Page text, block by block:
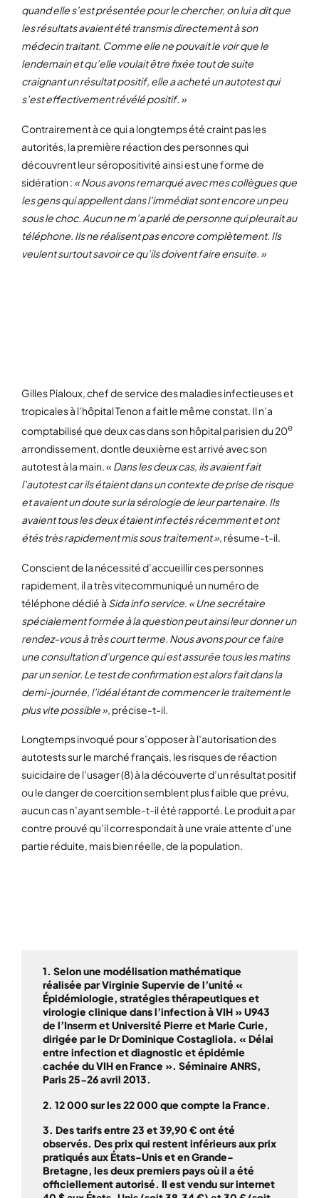
quand elle s’est présentée pour le chercher, on lui a dit que
les résultats avaient été transmis directement à son
médecin traitant. Comme elle ne pouvait le voir que le
lendemain et qu’elle voulait être fixée tout de suite
craignant un résultat positif, elle a acheté un autotest qui
s’est effectivement révélé positif. »
Contrairement à ce qui a longtemps été craint pas les
autorités, la première réaction des personnes qui
découvrent leur séropositivité ainsi est une forme de
sidération : « Nous avons remarqué avec mes collègues que
les gens qui appellent dans l’immédiat sont encore un peu
sous le choc. Aucun ne m’a parlé de personne qui pleurait au
téléphone. Ils ne réalisent pas encore complètement. Ils
veulent surtout savoir ce qu’ils doivent faire ensuite. »
Gilles Pialoux, chef de service des maladies infectieuses et
tropicales à l’hôpital Tenon a fait le même constat. Il n’a
comptabilisé que deux cas dans son hôpital parisien du 20e
arrondissement, dontle deuxième est arrivé avec son
autotest à la main.« Dans les deux cas, ils avaient fait
l’autotest car ils étaient dans un contexte de prise de risque
et avaient un doute sur la sérologie de leur partenaire. Ils
avaient tous les deux étaient infectés récemment et ont
étés très rapidement mis sous traitement », résume-t-il.
Conscient de la nécessité d’accueillir ces personnes
rapidement, il a très vitecommuniqué un numéro de
téléphone dédié à Sida info service « Une secrétaire
spécialement formée à la question peut ainsi leur donner un
rendez-vous à très court terme. Nous avons pour ce faire
une consultation d’urgence qui est assurée tous les matins
par un senior. Le test de confirmation est alors fait dans la
demi-journée, l’idéal étant de commencer le traitement le
plus vite possible » , précise-t-il.
Longtemps invoqué pour s’opposer à l’autorisation des
autotests sur le marché français, les risques de réaction
suicidaire de l’usager (8) à la découverte d’un résultat positif
ou le danger de coercition semblent plus faible que prévu,
aucun cas n’ayant semble-t-il été rapporté. Le produit a par
contre prouvé qu’il correspondait à une vraie attente d’une
partie réduite, mais bien réelle, de la population.
1. Selon une modélisation mathématique
réalisée par Virginie Supervie de l’unité «
Épidémiologie, stratégies thérapeutiques et
virologie clinique dans l’infection à VIH » U943
de l’Inserm et Université Pierre et Marie Curie,
dirigée par le Dr Dominique Costagliola. « Délai
entre infection et diagnostic et épidémie
cachée du VIH en France ». Séminaire ANRS,
Paris 25-26 avril 2013.
2. 12 000 sur les 22 000 que compte la France.
3. Des tarifs entre 23 et 39,90 € ont été
observés. Des prix qui restent inférieurs aux prix
pratiqués aux États-Unis et en Grande-
Bretagne, les deux premiers pays où il a été
officiellement autorisé. Il est vendu sur internet